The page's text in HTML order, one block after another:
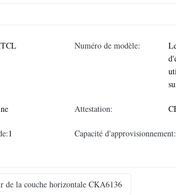
Numéro de modèle:
Attestation:
1 Capacité d'approvisionnement:
de la couche horizontale CKA6136